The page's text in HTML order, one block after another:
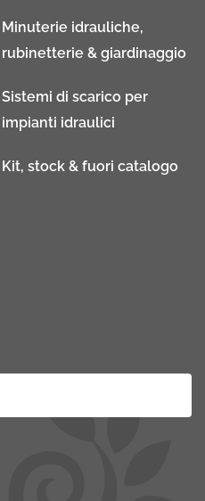
Minuterie idrauliche,
rubinetterie & giardinaggio
Sistemi di scarico per
impianti idraulici
Kit, stock & fuori catalogo